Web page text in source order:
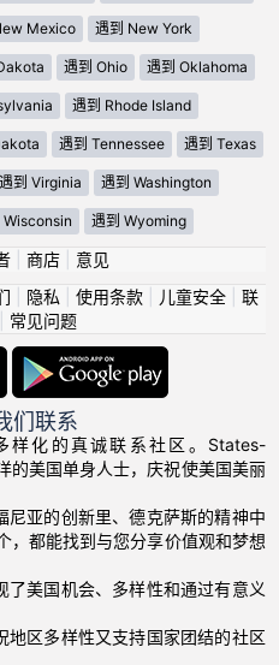
Mexico 遇到 New York
遇到 Ohio 遇到 Oklahoma
遇到 Rhode Island
遇到 Tennessee 遇到 Texas
遇到 Virginia 遇到 Washington
Wisconsin 遇到 Wyoming
| 商店| 意见
隐私 使用条款| 儿童安全| 联
常见问题
们联系
样化的真诚联系社区。States-
美国单身人士，庆祝使美国美丽
亚的创新里、德克萨斯的精神中
，都能找到与您分享价值观和梦想
美国机会、多样性和通过有意义
地区多样性又支持国家团结的社区